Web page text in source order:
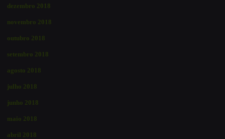
dezembro 2018
novembro 2018
outubro 2018
setembro 2018
agosto 2018
julho 2018
junho 2018
maio 2018
abril 2018